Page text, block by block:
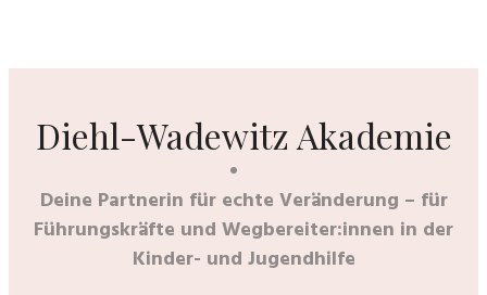
Diehl-Wadewitz Akademie
Deine Partnerin für echte Veränderung – für
Führungskräfte und Wegbereiter:innen in der
Kinder- und Jugendhilfe